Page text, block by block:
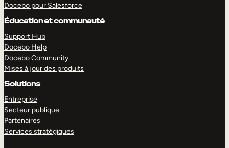
Docebo pour Salesforce
Éducation et communauté
Support Hub
Docebo Help
Docebo Community
Mises à jour des produits
Solutions
Entreprise
Secteur publique
Partenaires
Services stratégiques